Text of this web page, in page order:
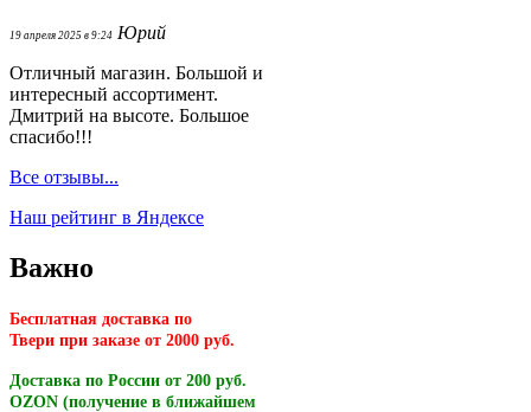
19 апреля 2025 в 9:24 Юрий
Отличный магазин. Большой и
интересный ассортимент.
Дмитрий на высоте. Большое
спасибо!!!
Все отзывы...
Наш рейтинг в Яндексе
Важно
Бесплатная доставка по
Твери при заказе от 2000 руб.
Доставка по России от 200 руб.
OZON (получение в ближайшем